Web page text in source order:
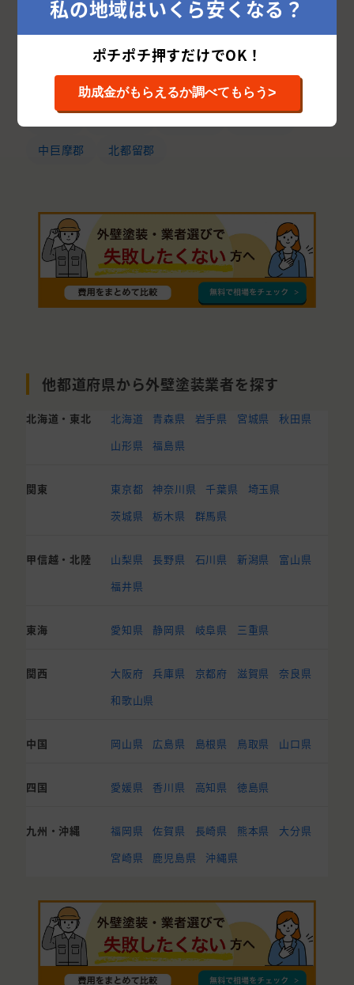
中央市 甲府市 北杜市
南都留郡
南アルプス市
笛吹市 甲斐市
韮崎市
富士吉田市 甲州市
都留市
中巨摩郡
北都留郡
他都道府県から外壁塗装業者を探す
北海道・東北 北海道 青森県 岩手県 宮城県
秋田県
山形県
福島県
関東 東京都 神奈川県 千葉県
埼玉県
茨城県
栃木県 群馬県
甲信越・北陸 山梨県 長野県 石川県 新潟県
富山県
福井県
東海 愛知県 静岡県 岐阜県 三重県
関西 大阪府 兵庫県 京都府 滋賀県
奈良県
和歌山県
中国 岡山県 広島県 島根県 鳥取県 山口県
四国 愛媛県 香川県 高知県 徳島県
九州・沖縄 福岡県 佐賀県 長崎県 熊本県
大分県
宮崎県
鹿児島県 沖縄県
私の地域はいくら安くなる？
ポチポチ押すだけでOK！
助成金がもらえるか調べてもらう>